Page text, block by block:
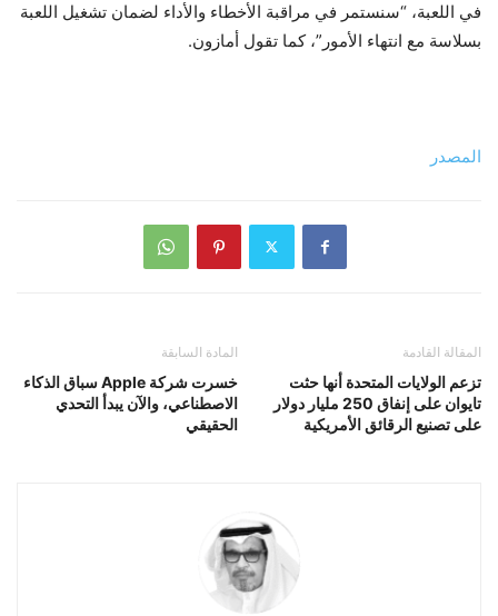
في اللعبة، “سنستمر في مراقبة الأخطاء والأداء لضمان تشغيل اللعبة
بسلاسة مع انتهاء الأمور”، كما تقول أمازون.
المصدر
المادة السابقة
خسرت شركة Apple سباق الذكاء
الاصطناعي، والآن يبدأ التحدي
الحقيقي
المقالة القادمة
تزعم الولايات المتحدة أنها حثت
تايوان على إنفاق 250 مليار دولار
على تصنيع الرقائق الأمريكية